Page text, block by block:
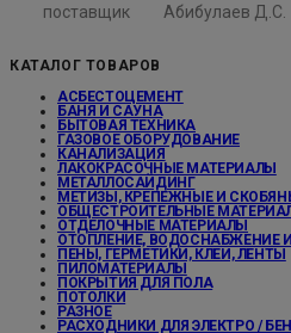
поставщик
Абибулаев Д.С.
КАТАЛОГ ТОВАРОВ
АСБЕСТОЦЕМЕНТ
БАНЯ И САУНА
БЫТОВАЯ ТЕХНИКА
ГАЗОВОЕ ОБОРУДОВАНИЕ
КАНАЛИЗАЦИЯ
ЛАКОКРАСОЧНЫЕ МАТЕРИАЛЫ
МЕТАЛЛОСАЙДИНГ
МЕТИЗЫ, КРЕПЕЖНЫЕ И
ОБЩЕСТРОИТЕЛЬНЫЕ
ОТДЕЛОЧНЫЕ МАТЕРИАЛЫ
ОТОПЛЕНИЕ, ВОДОСНАБЖЕНИЕ
ПЕНЫ, ГЕРМЕТИКИ, КЛЕИ, ЛЕНТЫ
ПИЛОМАТЕРИАЛЫ
ПОКРЫТИЯ ДЛЯ ПОЛА
ПОТОЛКИ
РАЗНОЕ
РАСХОДНИКИ ДЛЯ ЭЛЕКТРО /